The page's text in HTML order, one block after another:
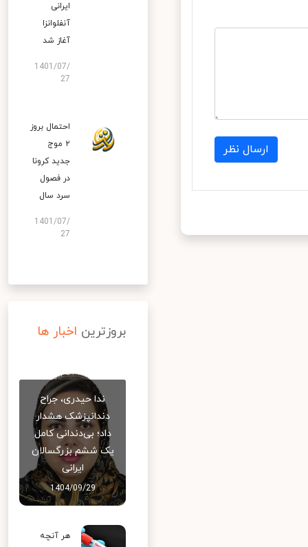
ارسال نظر
ایرانی
آنفلوانزا
آغاز شد
1401/07/
27
احتمال بروز
۲ موج
جدید کرونا
در فصول
سرد سال
1401/07/
27
بروزترین اخبار ها
ندا حیدری، جراح
دندانپزشک هشدار
داد؛ بی‌دندانی کامل
یک ششم بزرگسالان
ایرانی
1404/09/29
هر آنچه